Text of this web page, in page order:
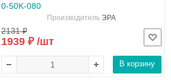
0-50K-080
Производитель ЭРА
2131 ₽
1939 ₽ /шт
В корзину